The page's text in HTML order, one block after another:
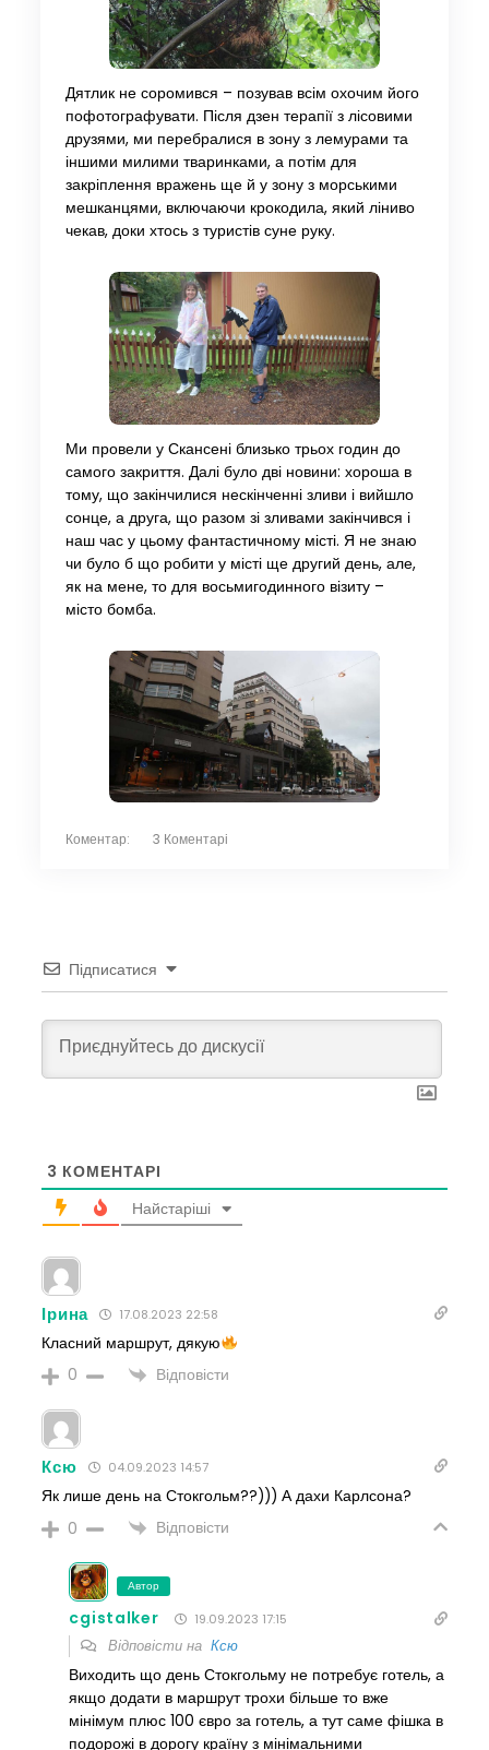
Дятлик не соромився – позував всім охочим його
пофотографувати. Після дзен терапії з лісовими
друзями, ми перебралися в зону з лемурами та
іншими милими тваринками, а потім для
закріплення вражень ще й у зону з морськими
мешканцями, включаючи крокодила, який ліниво
чекав, доки хтось з туристів суне руку.
Ми провели у Скансені близько трьох годин до
самого закриття. Далі було дві новини: хороша в
тому, що закінчилися нескінченні зливи і вийшло
сонце, а друга, що разом зі зливами закінчився і
наш час у цьому фантастичному місті. Я не знаю
чи було б що робити у місті ще другий день, але,
як на мене, то для восьмигодинного візиту –
місто бомба.
Коментар: 3 Коментарі
Підписатися
3 КОМЕНТАРІ
Найстаріші
Ірина 17.08.2023 22:58
Класний маршрут, дякую
0 Відповісти
Ксю 04.09.2023 14:57
Як лише день на Стокгольм??))) А дахи Карлсона?
0 Відповісти
Автор
cgistalker 19.09.2023 17:15
Відповісти наКсю
Виходить що день Стокгольму не потребує готель, а
якщо додати в маршрут трохи більше то вже
мінімум плюс 100 євро за готель, а тут саме фішка в
подорожі в дорогу країну з мінімальними